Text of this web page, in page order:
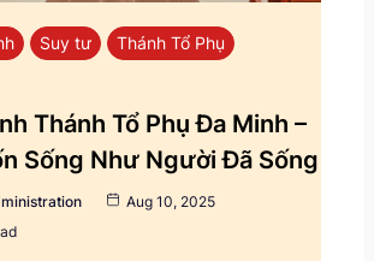
Suy tư
Thánh Tổ Phụ
Thánh Tổ Phụ Đa Minh –
Sống Như Người Đã Sống
Aug 10, 2025